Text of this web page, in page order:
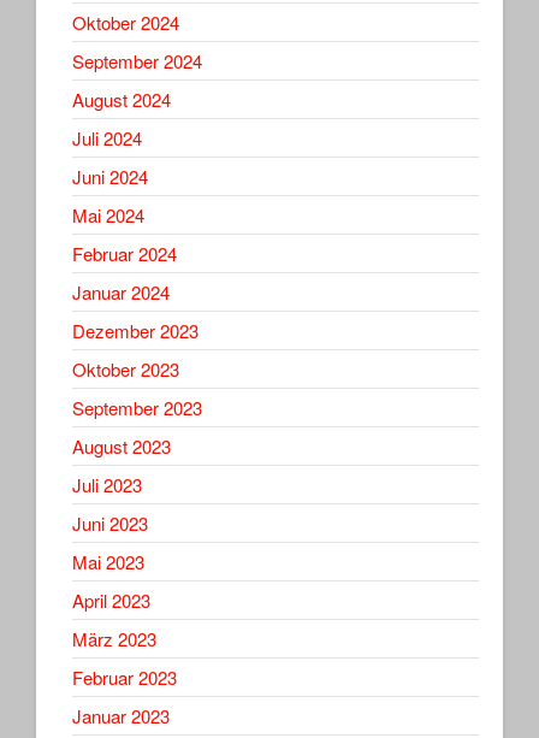
Oktober 2024
September 2024
August 2024
Juli 2024
Juni 2024
Mai 2024
Februar 2024
Januar 2024
Dezember 2023
Oktober 2023
September 2023
August 2023
Juli 2023
Juni 2023
Mai 2023
April 2023
März 2023
Februar 2023
Januar 2023